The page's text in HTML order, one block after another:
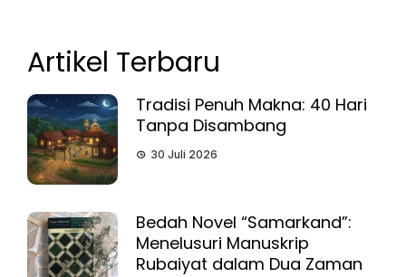
Artikel Terbaru
Tradisi Penuh Makna: 40 Hari
Tanpa Disambang
30 Juli 2026
Bedah Novel “Samarkand”:
Menelusuri Manuskrip
Rubaiyat dalam Dua Zaman